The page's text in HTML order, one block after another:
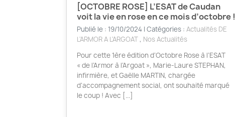
[OCTOBRE ROSE] L’ESAT de Caudan
voit la vie en rose en ce mois d’octobre !
Publié le : 19/10/2024 | Catégories :Actualités DE
L'ARMOR A L'ARGOAT, Nos Actualités
Pour cette 1ère édition d’Octobre Rose à l’ESAT
« de l’Armor à l’Argoat », Marie-Laure STEPHAN,
infirmière, et Gaëlle MARTIN, chargée
d’accompagnement social, ont souhaité marqué
le coup ! Avec [...]